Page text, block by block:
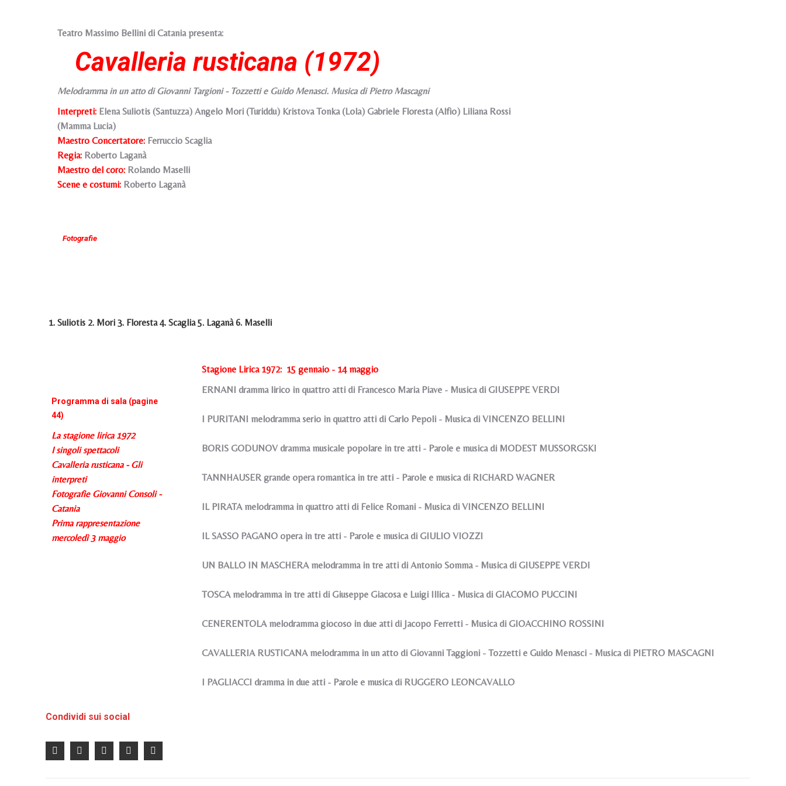
Teatro Massimo Bellini di Catania presenta:
Cavalleria rusticana (1972)
Melodramma in un atto di Giovanni Targioni - Tozzetti e Guido Menasci. Musica di Pietro Mascagni
Interpreti: Elena Suliotis (Santuzza) Angelo Mori (Turiddu) Kristova Tonka (Lola) Gabriele Floresta (Alfio) Liliana Rossi
(Mamma Lucia)
Maestro Concertatore: Ferruccio Scaglia
Regia: Roberto Laganà
Maestro del coro: Rolando Maselli
Scene e costumi: Roberto Laganà
Fotografie
1. Suliotis 2. Mori 3. Floresta 4. Scaglia 5. Laganà 6. Maselli
Programma di sala (pagine
44)
La stagione lirica 1972
I singoli spettacoli
Cavalleria rusticana - Gli
interpreti
Fotografie Giovanni Consoli -
Catania
Prima rappresentazione
mercoledì 3 maggio
Stagione Lirica 1972: 15 gennaio - 14 maggio
ERNANI dramma lirico in quattro atti di Francesco Maria Piave - Musica di GIUSEPPE VERDI
I PURITANI melodramma serio in quattro atti di Carlo Pepoli - Musica di VINCENZO BELLINI
BORIS GODUNOV dramma musicale popolare in tre atti - Parole e musica di MODEST MUSSORGSKI
TANNHAUSER grande opera romantica in tre atti - Parole e musica di RICHARD WAGNER
IL PIRATA melodramma in quattro atti di Felice Romani - Musica di VINCENZO BELLINI
IL SASSO PAGANO opera in tre atti - Parole e musica di GIULIO VIOZZI
UN BALLO IN MASCHERA melodramma in tre atti di Antonio Somma - Musica di GIUSEPPE VERDI
TOSCA melodramma in tre atti di Giuseppe Giacosa e Luigi Illica - Musica di GIACOMO PUCCINI
CENERENTOLA melodramma giocoso in due atti di Jacopo Ferretti - Musica di GIOACCHINO ROSSINI
CAVALLERIA RUSTICANA melodramma in un atto di Giovanni Taggioni - Tozzetti e Guido Menasci - Musica di PIETRO MASCAGNI
I PAGLIACCI dramma in due atti - Parole e musica di RUGGERO LEONCAVALLO
Condividi sui social